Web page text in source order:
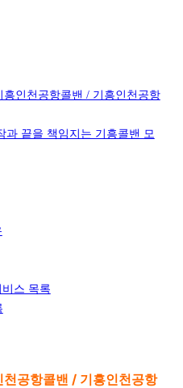
인천공항콜밴 / 기흥인천공항
과 끝을 책임지는 기흥콜밴 모
스 목록
공항콜밴 / 기흥인천공항